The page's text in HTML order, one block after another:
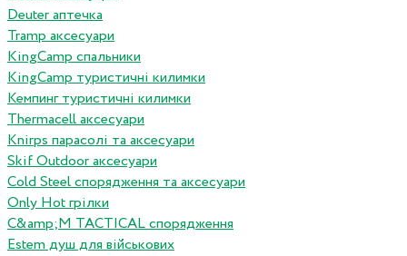
Deuter аптечка
Tramp аксесуари
KingCamp спальники
KingCamp туристичні килимки
Кемпинг туристичні килимки
Thermacell аксесуари
Knirps парасолі та аксесуари
Skif Outdoor аксесуари
Cold Steel спорядження та аксесуари
Only Hot грілки
C&amp;M TACTICAL спорядження
Estem душ для військових